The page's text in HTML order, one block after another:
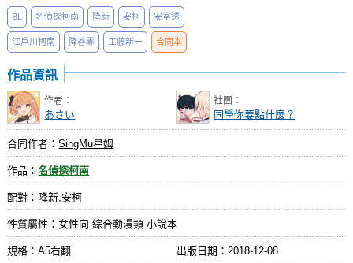
BL 名偵探柯南 降新 安柯 安室透
江戶川柯南 降谷零 工藤新一 合同本
作品資訊
作者：
あさい
社團：
同學你要點什麼？
合同作者：SingMu星姆
作品：名偵探柯南
配對：降新,安柯
性質屬性：女性向 綜合動漫類 小說本
規格：A5右翻 出版日期： 2018-12-08